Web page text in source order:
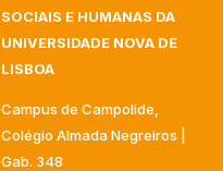
SOCIAIS E HUMANAS DA
UNIVERSIDADE NOVA DE
LISBOA
Campus de Campolide,
Colégio Almada Negreiros |
Gab. 348